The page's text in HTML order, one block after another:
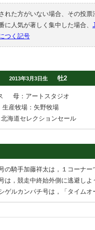
れた方がいない場合、その投
に人気が著しく集中した場合、
つく記号
2013年3月3日生 牡2
母：アートスタジオ
生産牧場：矢野牧場
北海道セレクションセール
の騎手加藤祥太は，１コーナ
は，競走中終始外側に逃避し
ゲルカンパチ号は，「タイム